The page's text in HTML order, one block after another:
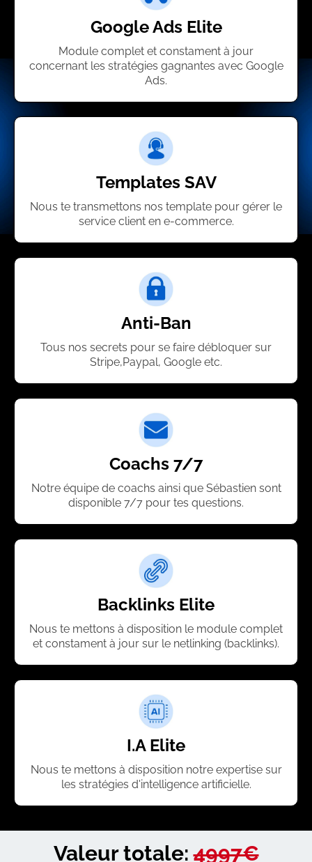
Google Ads Elite
Module complet et constament à jour
concernant les stratégies gagnantes avec Google
Ads.
Templates SAV
Nous te transmettons nos template pour gérer le
service client en e-commerce.
Anti-Ban
Tous nos secrets pour se faire débloquer sur
Stripe,Paypal, Google etc.
Coachs 7/7
Notre équipe de coachs ainsi que Sébastien sont
disponible 7/7 pour tes questions.
Backlinks Elite
Nous te mettons à disposition le module complet
et constament à jour sur le netlinking (backlinks).
I.A Elite
Nous te mettons à disposition notre expertise sur
les stratégies d'intelligence artificielle.
Valeur totale:4997€